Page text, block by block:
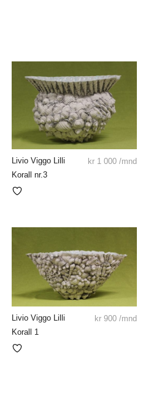
Livio Viggo Lilli
Korall nr.3
kr 1 000 /mnd
Livio Viggo Lilli
Korall 1
kr 900 /mnd